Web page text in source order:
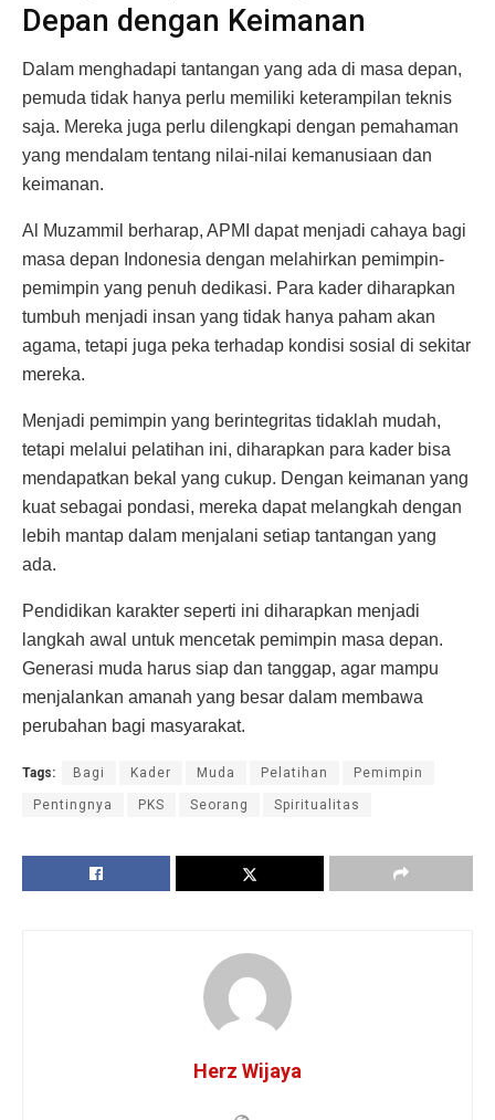
Depan dengan Keimanan
Dalam menghadapi tantangan yang ada di masa depan,
pemuda tidak hanya perlu memiliki keterampilan teknis
saja. Mereka juga perlu dilengkapi dengan pemahaman
yang mendalam tentang nilai-nilai kemanusiaan dan
keimanan.
Al Muzammil berharap, APMI dapat menjadi cahaya bagi
masa depan Indonesia dengan melahirkan pemimpin-
pemimpin yang penuh dedikasi. Para kader diharapkan
tumbuh menjadi insan yang tidak hanya paham akan
agama, tetapi juga peka terhadap kondisi sosial di sekitar
mereka.
Menjadi pemimpin yang berintegritas tidaklah mudah,
tetapi melalui pelatihan ini, diharapkan para kader bisa
mendapatkan bekal yang cukup. Dengan keimanan yang
kuat sebagai pondasi, mereka dapat melangkah dengan
lebih mantap dalam menjalani setiap tantangan yang
ada.
Pendidikan karakter seperti ini diharapkan menjadi
langkah awal untuk mencetak pemimpin masa depan.
Generasi muda harus siap dan tanggap, agar mampu
menjalankan amanah yang besar dalam membawa
perubahan bagi masyarakat.
Tags: Bagi Kader Muda Pelatihan Pemimpin
Pentingnya PKS Seorang Spiritualitas
Herz Wijaya